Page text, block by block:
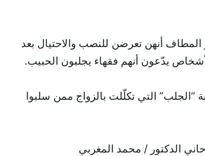
أنهن تعرضن للنصب والاحتيال بعد
يدّعون أنهم فقهاء يجلبون الحبيب.
“الجلب” التي تكلّلت بالزواج ممن سلبوا
الدكتور / محمد المغربي